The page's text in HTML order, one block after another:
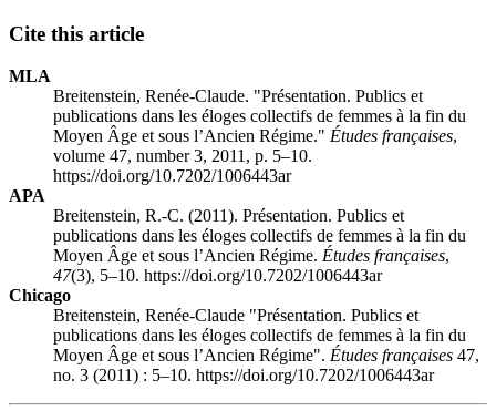
Cite this article
MLA
Breitenstein, Renée-Claude. "Présentation. Publics et
publications dans les éloges collectifs de femmes à la fin du
Moyen Âge et sous l’Ancien Régime." Études françaises,
volume 47, number 3, 2011, p. 5–10.
https://doi.org/10.7202/1006443ar
APA
Breitenstein, R.-C. (2011). Présentation. Publics et
publications dans les éloges collectifs de femmes à la fin du
Moyen Âge et sous l’Ancien Régime. Études françaises,
47(3), 5–10. https://doi.org/10.7202/1006443ar
Chicago
Breitenstein, Renée-Claude "Présentation. Publics et
publications dans les éloges collectifs de femmes à la fin du
Moyen Âge et sous l’Ancien Régime". Études françaises 47,
no. 3 (2011) : 5–10. https://doi.org/10.7202/1006443ar